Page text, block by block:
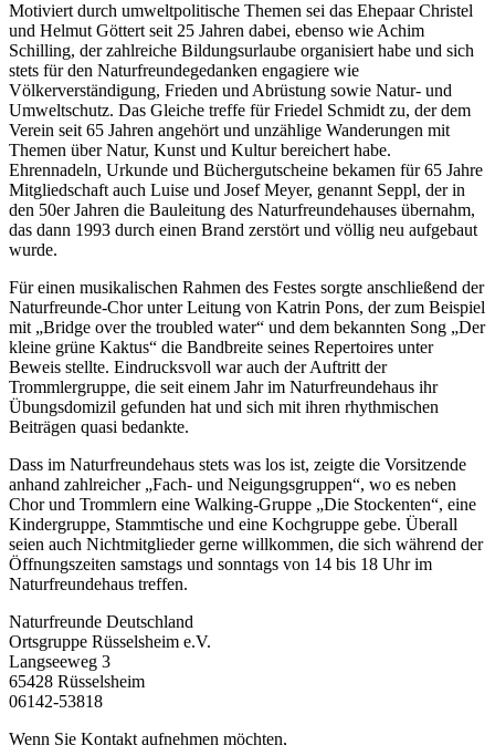
Motiviert durch umweltpolitische Themen sei das Ehepaar Christel
und Helmut Göttert seit 25 Jahren dabei, ebenso wie Achim
Schilling, der zahlreiche Bildungsurlaube organisiert habe und sich
stets für den Naturfreundegedanken engagiere wie
Völkerverständigung, Frieden und Abrüstung sowie Natur- und
Umweltschutz. Das Gleiche treffe für Friedel Schmidt zu, der dem
Verein seit 65 Jahren angehört und unzählige Wanderungen mit
Themen über Natur, Kunst und Kultur bereichert habe.
Ehrennadeln, Urkunde und Büchergutscheine bekamen für 65 Jahre
Mitgliedschaft auch Luise und Josef Meyer, genannt Seppl, der in
den 50er Jahren die Bauleitung des Naturfreundehauses übernahm,
das dann 1993 durch einen Brand zerstört und völlig neu aufgebaut
wurde.
Für einen musikalischen Rahmen des Festes sorgte anschließend der
Naturfreunde-Chor unter Leitung von Katrin Pons, der zum Beispiel
mit „Bridge over the troubled water“ und dem bekannten Song „Der
kleine grüne Kaktus“ die Bandbreite seines Repertoires unter
Beweis stellte. Eindrucksvoll war auch der Auftritt der
Trommlergruppe, die seit einem Jahr im Naturfreundehaus ihr
Übungsdomizil gefunden hat und sich mit ihren rhythmischen
Beiträgen quasi bedankte.
Dass im Naturfreundehaus stets was los ist, zeigte die Vorsitzende
anhand zahlreicher „Fach- und Neigungsgruppen“, wo es neben
Chor und Trommlern eine Walking-Gruppe „Die Stockenten“, eine
Kindergruppe, Stammtische und eine Kochgruppe gebe. Überall
seien auch Nichtmitglieder gerne willkommen, die sich während der
Öffnungszeiten samstags und sonntags von 14 bis 18 Uhr im
Naturfreundehaus treffen.
Naturfreunde Deutschland
Ortsgruppe Rüsselsheim e.V.
Langseeweg 3
65428 Rüsselsheim
06142-53818
Wenn Sie Kontakt aufnehmen möchten,